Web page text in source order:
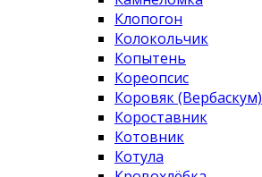
Клопогон
Колокольчик
Копытень
Кореопсис
Коровяк (Вербаскум)
Короставник
Котовник
Котула